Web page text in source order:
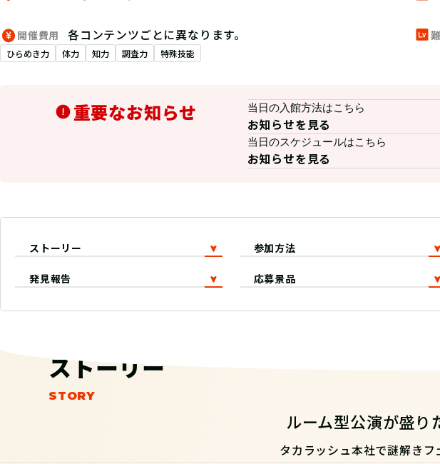
開催費用 各コンテンツごとに異なります。
ひらめき力 体力 知力 調査力 特殊技能
重要なお知らせ 当日の入館方法はこちら
お知らせを見る
当日のスケジュールはこちら
お知らせを見る
ストーリー 参加方法
発見報告 応募景品
ストーリー
ルーム型公演が盛り
タカラッシュ本社で謎解きフ